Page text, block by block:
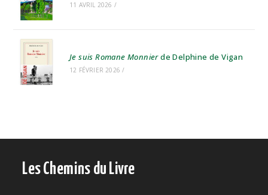
11 AVRIL 2026 /
Je suis Romane Monnierde Delphine de Vigan
12 FÉVRIER 2026 /
Les Chemins du Livre